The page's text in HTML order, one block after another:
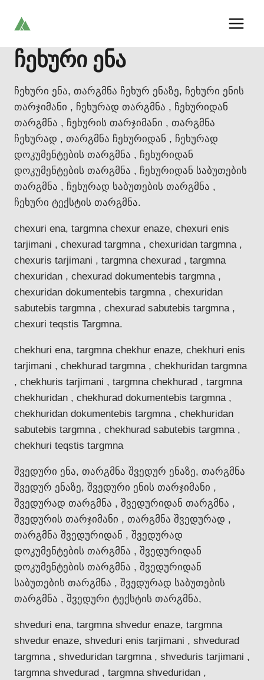
ჩეხური ენა
ჩეხური ენა, თარგმნა ჩეხურ ენაზე, ჩეხური ენის
თარჯიმანი , ჩეხურად თარგმნა , ჩეხურიდან
თარგმნა , ჩეხურის თარჯიმანი , თარგმნა
ჩეხურად , თარგმნა ჩეხურიდან , ჩეხურად
დოკუმენტების თარგმნა , ჩეხურიდან
დოკუმენტების თარგმნა , ჩეხურიდან საბუთების
თარგმნა , ჩეხურად საბუთების თარგმნა ,
ჩეხური ტექსტის თარგმნა.
chexuri ena, targmna chexur enaze, chexuri enis
tarjimani , chexurad targmna , chexuridan targmna ,
chexuris tarjimani , targmna chexurad , targmna
chexuridan , chexurad dokumentebis targmna ,
chexuridan dokumentebis targmna , chexuridan
sabutebis targmna , chexurad sabutebis targmna ,
chexuri teqstis Targmna.
chekhuri ena, targmna chekhur enaze, chekhuri enis
tarjimani , chekhurad targmna , chekhuridan targmna
, chekhuris tarjimani , targmna chekhurad , targmna
chekhuridan , chekhurad dokumentebis targmna ,
chekhuridan dokumentebis targmna , chekhuridan
sabutebis targmna , chekhurad sabutebis targmna ,
chekhuri teqstis targmna
შვედური ენა, თარგმნა შვედურ ენაზე, თარგმნა
შვედურ ენაზე, შვედური ენის თარჯიმანი ,
შვედურად თარგმნა , შვედურიდან თარგმნა ,
შვედურის თარჯიმანი , თარგმნა შვედურად ,
თარგმნა შვედურიდან , შვედურად
დოკუმენტების თარგმნა , შვედურიდან
დოკუმენტების თარგმნა , შვედურიდან
საბუთების თარგმნა , შვედურად საბუთების
თარგმნა , შვედური ტექსტის თარგმნა,
shveduri ena, targmna shvedur enaze, targmna
shvedur enaze, shveduri enis tarjimani , shvedurad
targmna , shveduridan targmna , shveduris tarjimani ,
targmna shvedurad , targmna shveduridan ,